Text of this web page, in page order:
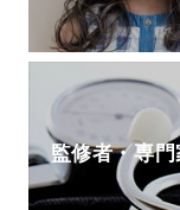
監修者・専